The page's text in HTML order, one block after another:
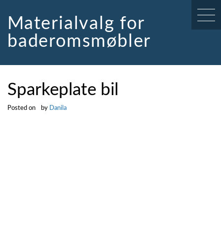
contentMaterialvalg for
baderomsmøbler
Sparkeplate bil
Posted on by Danila